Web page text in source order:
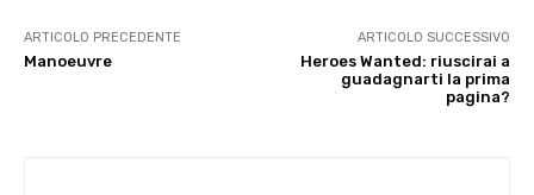
ARTICOLO PRECEDENTE
Manoeuvre
ARTICOLO SUCCESSIVO
Heroes Wanted: riuscirai a
guadagnarti la prima
pagina?